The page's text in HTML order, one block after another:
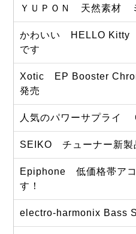
ＹＵＰＯＮ 天然素材
かわいい HELLO Kitty
です
Xotic EP Booster
発売
人気のパワーサプライ
SEIKO チューナー新製
Epiphone 低価格帯ア
す！
electro-harmonix Bass